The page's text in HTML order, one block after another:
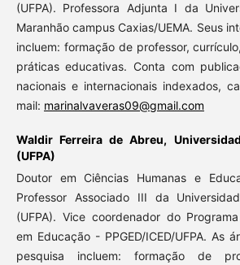
(UFPA). Professora Adjunta I da
Maranhão campus Caxias/UEMA. Seus
incluem: formação de professor,
práticas educativas. Conta com
nacionais e internacionais indexados,
mail: marinalvaveras09@gmail.com
Waldir Ferreira de Abreu,
(UFPA)
Doutor em Ciências Humanas e
Professor Associado III da
(UFPA). Vice coordenador do
em Educação - PPGED/ICED/UFPA. As
pesquisa incluem: formação de